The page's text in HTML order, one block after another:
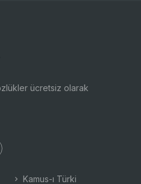
ücretsiz olarak
Kamus-ı Türki